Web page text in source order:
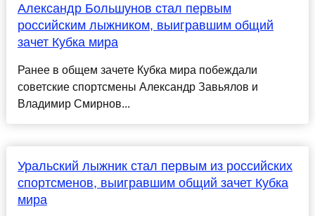
Александр Большунов стал первым
российским лыжником, выигравшим общий
зачет Кубка мира
Ранее в общем зачете Кубка мира побеждали
советские спортсмены Александр Завьялов и
Владимир Смирнов...
Уральский лыжник стал первым из российских
спортсменов, выигравшим общий зачет Кубка
мира